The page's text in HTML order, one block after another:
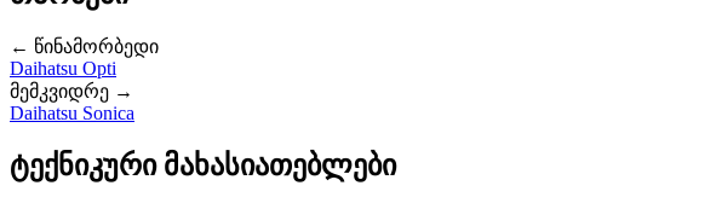
← წინამორბედი
Daihatsu Opti
მემკვიდრე →
Daihatsu Sonica
ტექნიკური მახასიათებლები